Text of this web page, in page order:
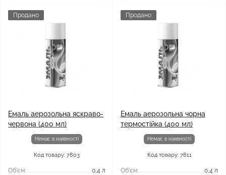
Продано
Емаль аерозольна яскраво-
червона (400 мл)
Немає в наявності
Код товару: 7803
Об'єм:
0,4 л
Продано
Емаль аерозольна чорна
термостійка (400 мл)
Немає в наявності
Код товару: 7811
Об'єм:
0,4 л